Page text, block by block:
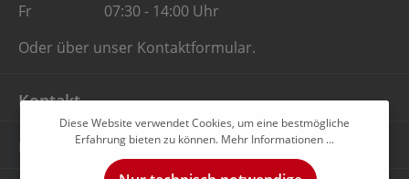
Fr
07:30 - 14:00 Uhr
Oder über unser Kontaktformular.
Kontakt
Unternehmen
Diese Website verwendet Cookies, um eine bestmögliche
Erfahrung bieten zu können. Mehr Informationen ...